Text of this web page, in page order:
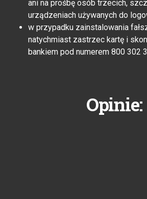
ani na prośbę osób trzecich,
urządzeniach używanych do
w przypadku zainstalowania
natychmiast zastrzec kartę i
bankiem pod numerem 800 302
Opinie: